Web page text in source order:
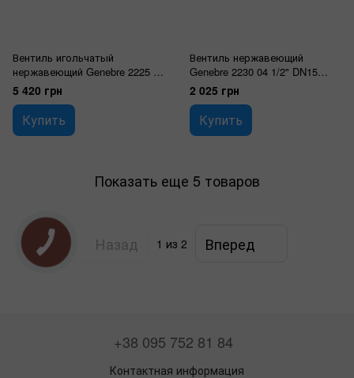
Вентиль игольчатый
нержавеющий Genebre 2225 06
1" DN8 PN410
5 420 грн
Купить
Вентиль нержавеющий
Genebre 2230 04 1/2" DN15
PN16
2 025 грн
Купить
Показать еще 5 товаров
Назад 1 из 2 Вперед
+38 095 752 81 84
Контактная информация